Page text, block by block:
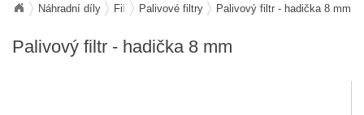
Náhradní díly Filtry Palivové filtry Palivový filtr - hadička 8 mm
Palivový filtr - hadička 8 mm